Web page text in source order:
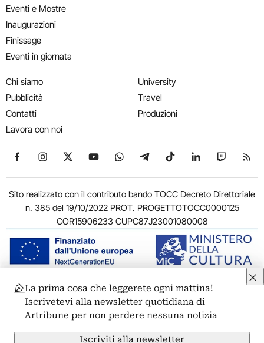
Eventi e Mostre
Inaugurazioni
Finissage
Eventi in giornata
Chi siamo
Pubblicità
Contatti
Lavora con noi
University
Travel
Produzioni
Seguici su Facebook
Seguici su Instagram
Seguici su X
Seguici su YouTube
Seguici su WhatsApp
Seguici su Telegram
Seguici su TikTok
Seguici su
Seguici
Sito realizzato con il contributo bando TOCC Decreto Direttoriale
n. 385 del 19/10/2022 PROT. PROGETTOTOCC0000125
COR15906233 CUPC87J23001080008
© 2011-2026 ARTRIBUNE srl – Corso Vittorio Emanuele II, 287 –
00186 Roma - P.I. 11381581005
Privacy: Responsabile della protezione dei dati personali
ARTRIBUNE srl – Corso Vittorio Emanuele II, 287 – 00186 Roma
La prima cosa che leggerete ogni mattina!
Iscrivetevi alla newsletter quotidiana di
Artribune per non perdere nessuna notizia
Iscriviti alla newsletter